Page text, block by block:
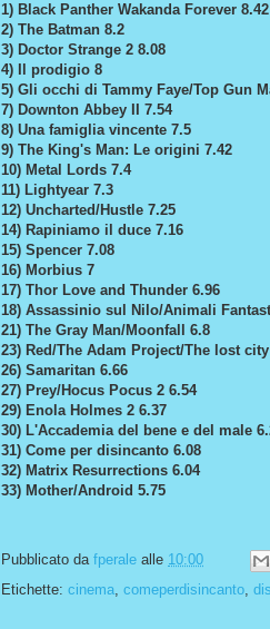
1) Black Panther Wakanda Forever 8.42
2) The Batman 8.2
3) Doctor Strange 2 8.08
4) Il prodigio 8
5) Gli occhi di Tammy Faye/Top Gun
7) Downton Abbey II 7.54
8) Una famiglia vincente 7.5
9) The King's Man: Le origini 7.42
10) Metal Lords 7.4
11) Lightyear 7.3
12) Uncharted/Hustle 7.25
14) Rapiniamo il duce 7.16
15) Spencer 7.08
16) Morbius 7
17) Thor Love and Thunder 6.96
18) Assassinio sul Nilo/Animali
21) The Gray Man/Moonfall 6.8
23) Red/The Adam Project/The lost
26) Samaritan 6.66
27) Prey/Hocus Pocus 2 6.54
29) Enola Holmes 2 6.37
30) L'Accademia del bene e del male
31) Come per disincanto 6.08
32) Matrix Resurrections 6.04
33) Mother/Android 5.75
Pubblicato da fperale alle 10:00
Etichette: cinema, comeperdisincanto,